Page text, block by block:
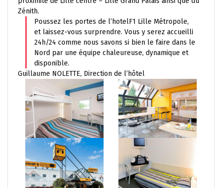
Zénith.
Poussez les portes de l’hotelF1 Lille Métropole,
et laissez-vous surprendre. Vous y serez accueilli
24h/24 comme nous savons si bien le faire dans le
Nord par une équipe chaleureuse, dynamique et
disponible.
Guillaume NOLETTE, Direction de l’hôtel